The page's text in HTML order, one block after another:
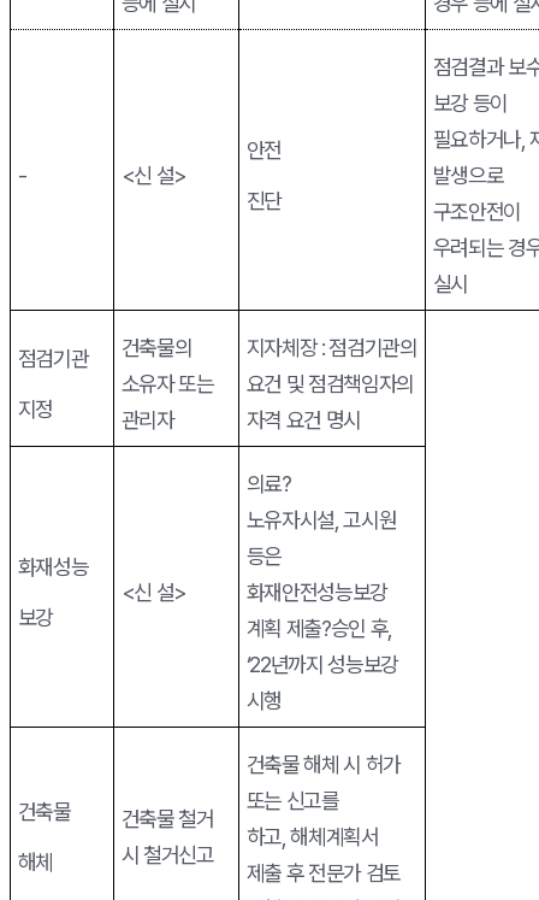
- <신 설>
안전
진단
점검결과 보
보강 등이
필요하거나 ,
발생으로
구조안전이
우려되는 경
실시
점검기관
지정
건축물의
소유자 또는
관리자
지자체장:점검기관의
요건 및 점검책임자의
자격 요건 명시
화재성능
보강
<신 설>
의료?
노유자시설 ,고시원
등은
화재안전성능보강
계획 제출?승인 후,
‘22년까지 성능보강
시행
건축물
해체
건축물 철거
시 철거신고
건축물 해체 시 허가
또는 신고를
하고 ,해체계획서
제출 후 전문가 검토